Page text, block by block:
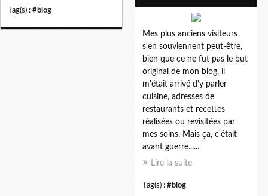
Tag(s) : #blog
Mes plus anciens visiteurs
s'en souviennent peut-être,
bien que ce ne fut pas le but
original de mon blog, il
m'était arrivé d'y parler
cuisine, adresses de
restaurants et recettes
réalisées ou revisitées par
mes soins. Mais ça, c'était
avant guerre......
Lire la suite
Tag(s) : #blog